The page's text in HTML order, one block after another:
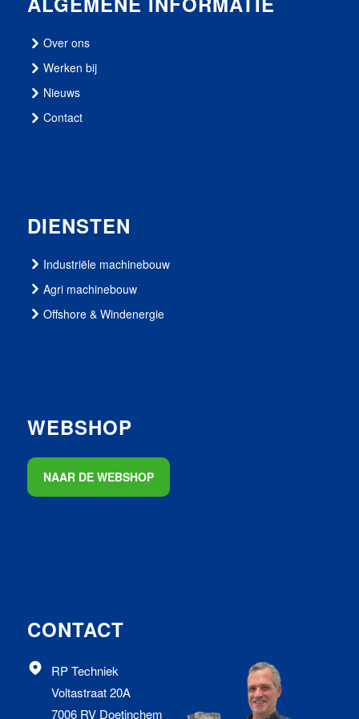
Over ons
Werken bij
Nieuws
Contact
DIENSTEN
Industriële machinebouw
Agri machinebouw
Offshore & Windenergie
WEBSHOP
NAAR DE WEBSHOP
CONTACT
RP Techniek
Voltastraat 20A
7006 RV Doetinchem